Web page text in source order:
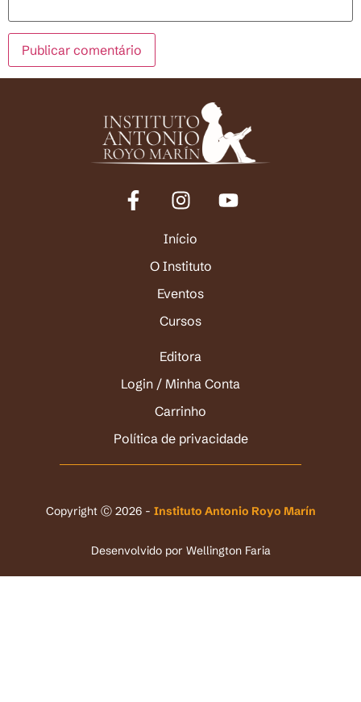
Início
O Instituto
Eventos
Cursos
Editora
Login / Minha Conta
Carrinho
Política de privacidade
Copyright Ⓒ 2026 - Instituto Antonio Royo Marín
Desenvolvido por Wellington Faria